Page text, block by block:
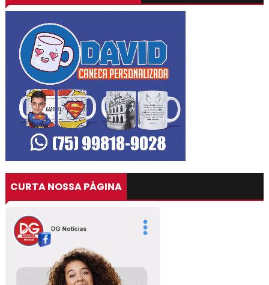
CURTA NOSSA PÁGINA